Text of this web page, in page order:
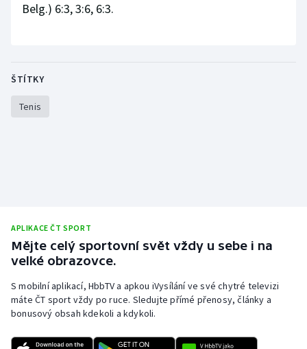
Vodní slalom
Ostatní
Belg.) 6:3, 3:6, 6:3.
ŠTÍTKY
Tenis
APLIKACE ČT SPORT
Mějte celý sportovní svět vždy u sebe i na
velké obrazovce.
S mobilní aplikací, HbbTV a apkou iVysílání ve své chytré televizi
máte ČT sport vždy po ruce. Sledujte přímé přenosy, články a
bonusový obsah kdekoli a kdykoli.